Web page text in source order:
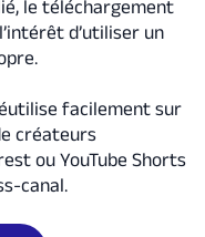
le téléchargement
d’utiliser un
facilement sur
créateurs
ou YouTube Shorts
canal.